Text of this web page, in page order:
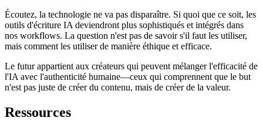
Écoutez, la technologie ne va pas disparaître. Si quoi que ce soit, les
outils d'écriture IA deviendront plus sophistiqués et intégrés dans
nos workflows. La question n'est pas de savoir s'il faut les utiliser,
mais comment les utiliser de manière éthique et efficace.
Le futur appartient aux créateurs qui peuvent mélanger l'efficacité de
l'IA avec l'authenticité humaine—ceux qui comprennent que le but
n'est pas juste de créer du contenu, mais de créer de la valeur.
Ressources